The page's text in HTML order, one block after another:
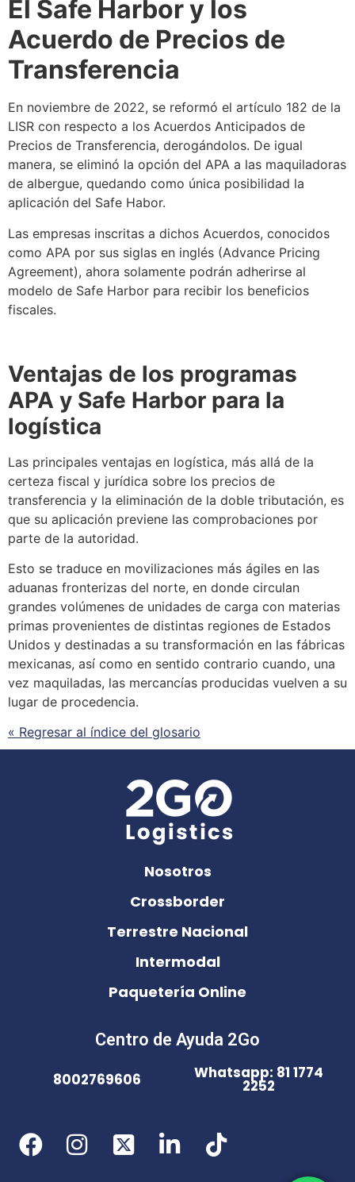
El Safe Harbory los
Acuerdo de Precios de
Transferencia
En noviembre de 2022, se reformó el artículo 182 de la
LISR con respecto a los Acuerdos Anticipados de
Precios de Transferencia, derogándolos. De igual
manera, se eliminó la opción del APA a las maquiladoras
de albergue, quedando como única posibilidad la
aplicación del Safe Habor.
Las empresas inscritas a dichos Acuerdos, conocidos
como APA por sus siglas en inglés (Advance Pricing
Agreement), ahora solamente podrán adherirse al
modelo de Safe Harbor para recibir los beneficios
fiscales.
Ventajas de los programas
APA y Safe Harbor para la
logística
Las principales ventajas en logística, más allá de la
certeza fiscal y jurídica sobre los precios de
transferencia y la eliminación de la doble tributación, es
que su aplicación previene las comprobaciones por
parte de la autoridad.
Esto se traduce en movilizaciones más ágiles en las
aduanas fronterizas del norte, en donde circulan
grandes volúmenes de unidades de carga con materias
primas provenientes de distintas regiones de Estados
Unidos y destinadas a su transformación en las fábricas
mexicanas, así como en sentido contrario cuando, una
vez maquiladas, las mercancías producidas vuelven a su
lugar de procedencia.
« Regresar al índice del glosario
Nosotros
Crossborder
Terrestre Nacional
Intermodal
Paquetería Online
Centro de Ayuda 2Go
8002769606 Whatsapp: 81 1774
2252